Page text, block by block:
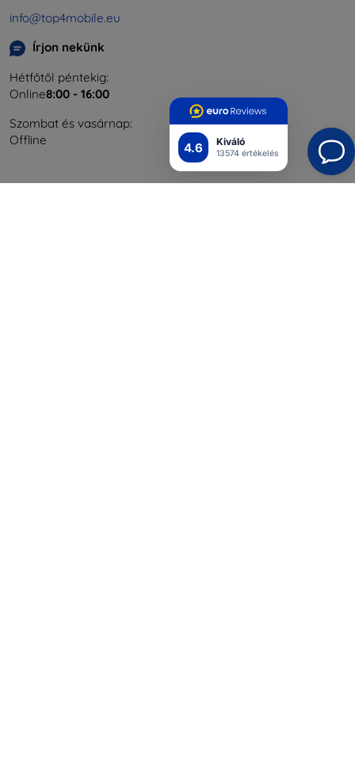
4.6 Kiváló
13574 értékelés
info@top4mobile.eu
Írjon nekünk
Hétfőtől péntekig:
Online8:00 - 16:00
Szombat és vasárnap:
Offline